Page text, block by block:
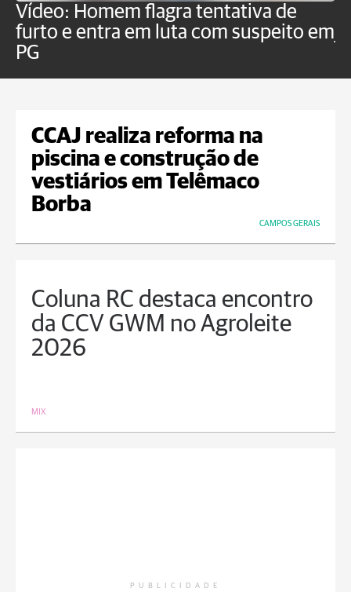
Vídeo: Homem flagra tentativa de
furto e entra em luta com suspeito em
PG
CCAJ realiza reforma na
piscina e construção de
vestiários em Telêmaco
Borba
CAMPOS GERAIS
Coluna RC destaca encontro
da CCV GWM no Agroleite
2026
MIX
PUBLICIDADE